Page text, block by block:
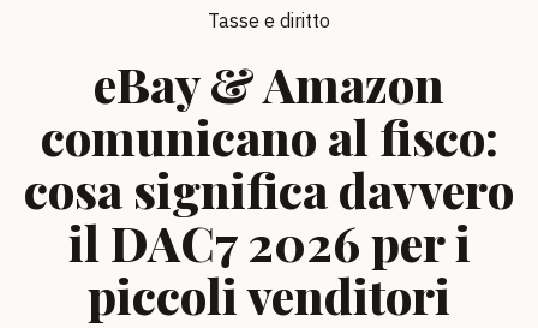
Tasse e diritto
eBay & Amazon
comunicano al fisco:
cosa significa davvero
il DAC7 2026 per i
piccoli venditori